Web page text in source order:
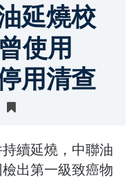
延燒校
使用
用清查
持續延燒，中聯油
出第一級致癌物